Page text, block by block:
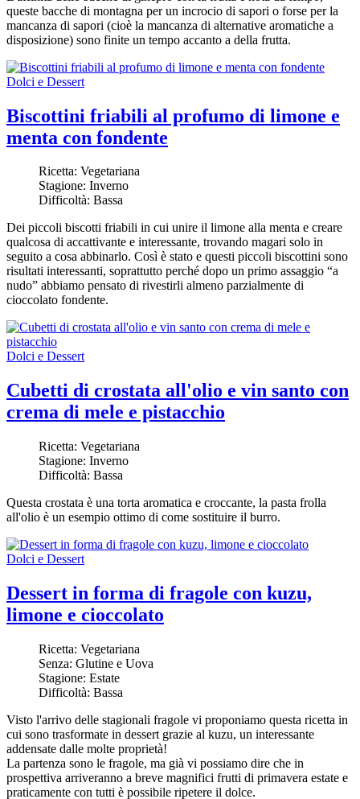
queste bacche di montagna per un incrocio di sapori o forse per la
mancanza di sapori (cioè la mancanza di alternative aromatiche a
disposizione) sono finite un tempo accanto a della frutta.
Dolci e Dessert
Biscottini friabili al profumo di limone e
menta con fondente
Ricetta: Vegetariana
Stagione: Inverno
Difficoltà: Bassa
Dei piccoli biscotti friabili in cui unire il limone alla menta e creare
qualcosa di accattivante e interessante, trovando magari solo in
seguito a cosa abbinarlo. Così è stato e questi piccoli biscottini sono
risultati interessanti, soprattutto perché dopo un primo assaggio “a
nudo” abbiamo pensato di rivestirli almeno parzialmente di
cioccolato fondente.
Dolci e Dessert
Cubetti di crostata all'olio e vin santo con
crema di mele e pistacchio
Ricetta: Vegetariana
Stagione: Inverno
Difficoltà: Bassa
Questa crostata è una torta aromatica e croccante, la pasta frolla
all'olio è un esempio ottimo di come sostituire il burro.
Dolci e Dessert
Dessert in forma di fragole con kuzu,
limone e cioccolato
Ricetta: Vegetariana
Senza: Glutine e Uova
Stagione: Estate
Difficoltà: Bassa
Visto l'arrivo delle stagionali fragole vi proponiamo questa ricetta in
cui sono trasformate in dessert grazie al kuzu, un interessante
addensate dalle molte proprietà!
La partenza sono le fragole, ma già vi possiamo dire che in
prospettiva arriveranno a breve magnifici frutti di primavera estate e
praticamente con tutti è possibile ripetere il dolce.